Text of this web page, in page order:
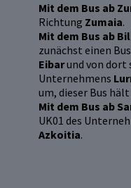
Mit dem Bus ab
Richtung Zumaia.
Mit dem Bus ab
zunächst einen
Eibarund von dort
Unternehmens
um, dieser Bus
Mit dem Bus ab
UK01 des
Azkoitia.